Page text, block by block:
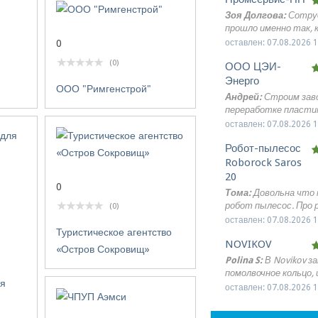
0
(0)
ООО "Римгенстрой"
0
(0)
Туристическое агентство
«Остров Сокровищ»
Зоя Долгова:
прошло именно так,
рассчитывали. От
организовано без
вопросов и задержек.
компания для
медицинской мебели.
оставлен: 07.08.2026
ООО ЦЭИ-
Энерго
Андрей:Строим
переработке
участке, который
промышленная зона,
свалкой. Заказали
изыскания. Ваши
не просто пробурили
а сделали
профилирование,
показало глубину
Оказалось, слой
достигает 6
рекомендации по
и устройству
скорректировали
оставлен: 07.08.2026
Робот-пылесос
Roborock Saros
20
Тома:Довольна что
робот пылесос. Про
читала обзоры, мне
самостоятельный и
хорошо. Для
детьми, кошкой и
пылесос оказался
оставлен: 07.08.2026
NOVIKOV
Polina S:В Novikov
помолвочное
очень приятный
отвечал на все мои
оставлен: 07.08.2026